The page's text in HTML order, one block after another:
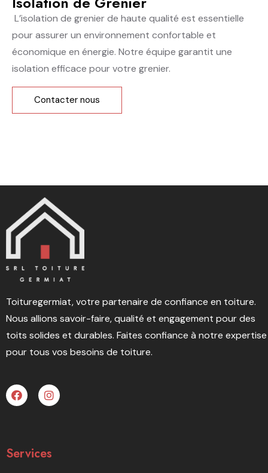
L’isolation de grenier de haute qualité est essentielle
pour assurer un environnement confortable et
économique en énergie. Notre équipe garantit une
isolation efficace pour votre grenier.
Contacter nous
Toituregermiat, votre partenaire de confiance en toiture.
Nous allions savoir-faire, qualité et engagement pour des
toits solides et durables. Faites confiance à notre expertise
pour tous vos besoins de toiture.
Services